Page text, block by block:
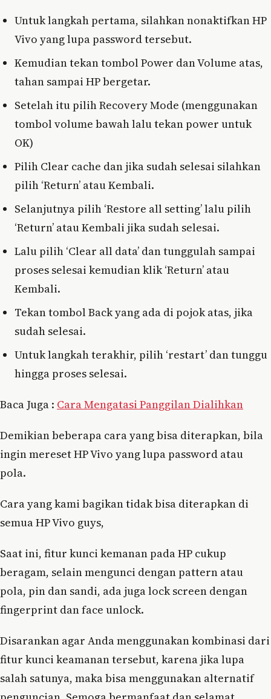
Untuk langkah pertama, silahkan nonaktifkan HP
Vivo yang lupa password tersebut.
Kemudian tekan tombol Power dan Volume atas,
tahan sampai HP bergetar.
Setelah itu pilih Recovery Mode (menggunakan
tombol volume bawah lalu tekan power untuk
OK)
Pilih Clear cache dan jika sudah selesai silahkan
pilih ‘Return’ atau Kembali.
Selanjutnya pilih ‘Restore all setting’ lalu pilih
‘Return’ atau Kembali jika sudah selesai.
Lalu pilih ‘Clear all data’ dan tunggulah sampai
proses selesai kemudian klik ‘Return’ atau
Kembali.
Tekan tombol Back yang ada di pojok atas, jika
sudah selesai.
Untuk langkah terakhir, pilih ‘restart’ dan tunggu
hingga proses selesai.
Baca Juga : Cara Mengatasi Panggilan Dialihkan
Demikian beberapa cara yang bisa diterapkan, bila
ingin mereset HP Vivo yang lupa password atau
pola.
Cara yang kami bagikan tidak bisa diterapkan di
semua HP Vivo guys,
Saat ini, fitur kunci kemanan pada HP cukup
beragam, selain mengunci dengan pattern atau
pola, pin dan sandi, ada juga lock screen dengan
fingerprint dan face unlock.
Disarankan agar Anda menggunakan kombinasi dari
fitur kunci keamanan tersebut, karena jika lupa
salah satunya, maka bisa menggunakan alternatif